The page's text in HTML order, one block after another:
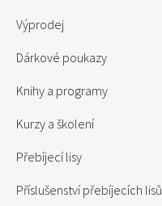
Výprodej
Dárkové poukazy
Knihy a programy
Kurzy a školení
Přebíjecí lisy
Příslušenství přebíjecích lisů